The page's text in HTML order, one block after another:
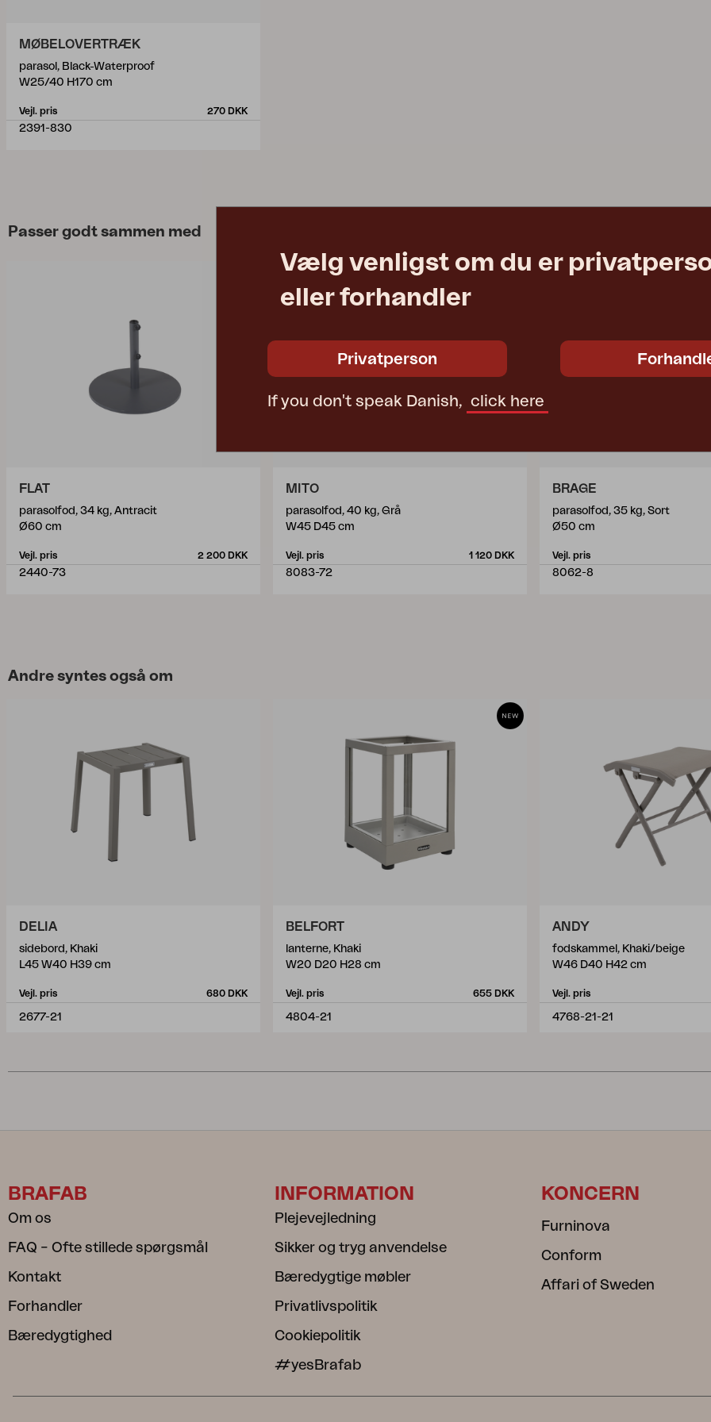
MØBELOVERTRÆK
parasol, Black-Waterproof
W25/40 H170 cm
Vejl. pris 270 DKK
2391-830
Passer godt sammen med
FLAT
parasolfod, 34 kg, Antracit
Ø60 cm
Vejl. pris 2 200 DKK
2440-73
MITO
parasolfod, 40 kg, Grå
W45 D45 cm
Vejl. pris 1 120 DKK
8083-72
BRAGE
parasolfod, 35 kg, Sort
Ø50 cm
Vejl. pris
8062-8
Andre syntes også om
DELIA
sidebord, Khaki
L45 W40 H39 cm
Vejl. pris 680 DKK
2677-21
BELFORT
lanterne, Khaki
W20 D20 H28 cm
Vejl. pris 655 DKK
4804-21
ANDY
fodskammel, Khaki/beige
W46 D40 H42 cm
Vejl. pris
4768-21-21
Vælg venligst om du er
eller forhandler
Privatperson
If you don't speak Danish, click here
BRAFAB
Om os
FAQ – Ofte stillede spørgsmål
Kontakt
Forhandler
Bæredygtighed
INFORMATION
Plejevejledning
Sikker og tryg anvendelse
Bæredygtige møbler
Privatlivspolitik
Cookiepolitik
#yesBrafab
KONCERN
Furninova
Conform
Affari of Sweden